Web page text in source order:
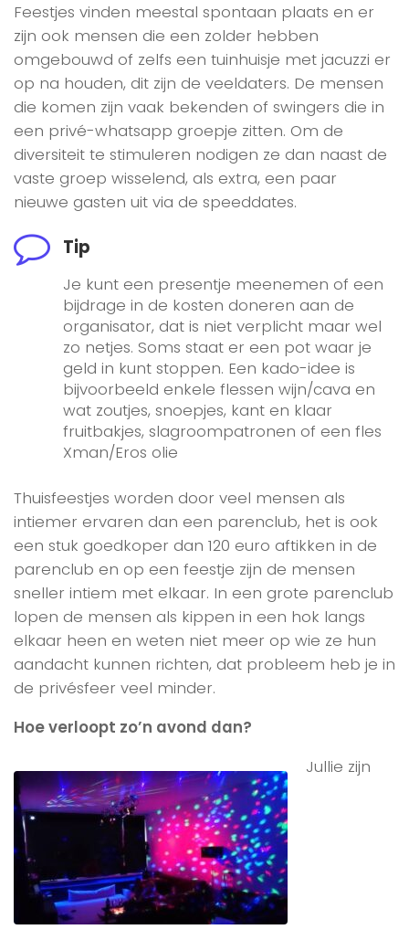
Feestjes vinden meestal spontaan plaats en er
zijn ook mensen die een zolder hebben
omgebouwd of zelfs een tuinhuisje met jacuzzi er
op na houden, dit zijn de veeldaters. De mensen
die komen zijn vaak bekenden of swingers die in
een privé-whatsapp groepje zitten. Om de
diversiteit te stimuleren nodigen ze dan naast de
vaste groep wisselend, als extra, een paar
nieuwe gasten uit via de speeddates.
Tip
Je kunt een presentje meenemen of een
bijdrage in de kosten doneren aan de
organisator, dat is niet verplicht maar wel
zo netjes. Soms staat er een pot waar je
geld in kunt stoppen. Een kado-idee is
bijvoorbeeld enkele flessen wijn/cava en
wat zoutjes, snoepjes, kant en klaar
fruitbakjes, slagroompatronen of een fles
Xman/Eros olie
Thuisfeestjes worden door veel mensen als
intiemer ervaren dan een parenclub, het is ook
een stuk goedkoper dan 120 euro aftikken in de
parenclub en op een feestje zijn de mensen
sneller intiem met elkaar. In een grote parenclub
lopen de mensen als kippen in een hok langs
elkaar heen en weten niet meer op wie ze hun
aandacht kunnen richten, dat probleem heb je in
de privésfeer veel minder.
Hoe verloopt zo’n avond dan?
Jullie zijn